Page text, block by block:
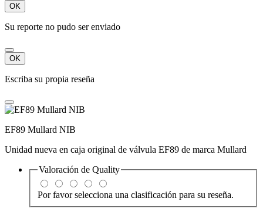
OK
Su reporte no pudo ser enviado
OK
Escriba su propia reseña
EF89 Mullard NIB
Unidad nueva en caja original de válvula EF89 de marca Mullard
Valoración de Quality
Por favor selecciona una clasificación para su reseña.